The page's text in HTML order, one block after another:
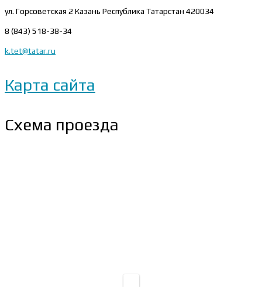
ул. Горсоветская 2 Казань Республика Татарстан 420034
8 (843) 518-38-34
k.tet@tatar.ru
Карта сайта
Схема проезда